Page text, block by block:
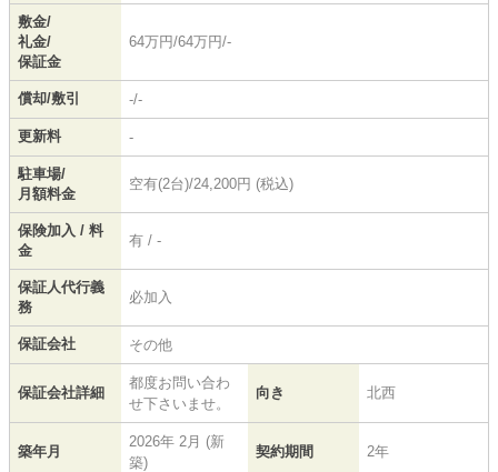
敷金/
礼金/
保証金
64万円/64万円/-
償却/敷引 -/-
更新料 -
駐車場/
月額料金
空有(2台)/24,200円 (税込)
保険加入 / 料
金
有 / -
保証人代行義
務
必加入
保証会社 その他
保証会社詳細
都度お問い合わ
せ下さいませ。
向き 北西
築年月
2026年 2月 (新
築)
契約期間 2年